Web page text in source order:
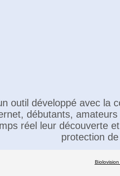
outil développé avec la
débutants,
réel leur découverte
protection
Biolovision